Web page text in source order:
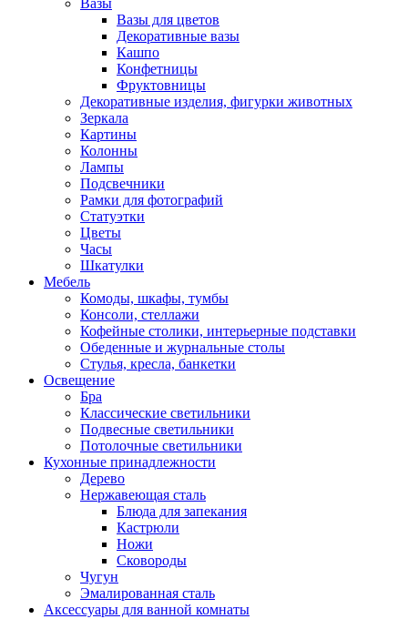
Вазы
Вазы для цветов
Декоративные вазы
Кашпо
Конфетницы
Фруктовницы
Декоративные изделия, фигурки животных
Зеркала
Картины
Колонны
Лампы
Подсвечники
Рамки для фотографий
Статуэтки
Цветы
Часы
Шкатулки
Мебель
Комоды, шкафы, тумбы
Консоли, стеллажи
Кофейные столики, интерьерные подставки
Обеденные и журнальные столы
Стулья, кресла, банкетки
Освещение
Бра
Классические светильники
Подвесные светильники
Потолочные светильники
Кухонные принадлежности
Дерево
Нержавеющая сталь
Блюда для запекания
Кастрюли
Ножи
Сковороды
Чугун
Эмалированная сталь
Аксессуары для ванной комнаты